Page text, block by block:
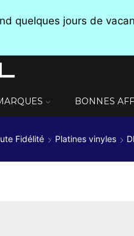
quelques jours de
BONNES
Fidélité Platines vinyles